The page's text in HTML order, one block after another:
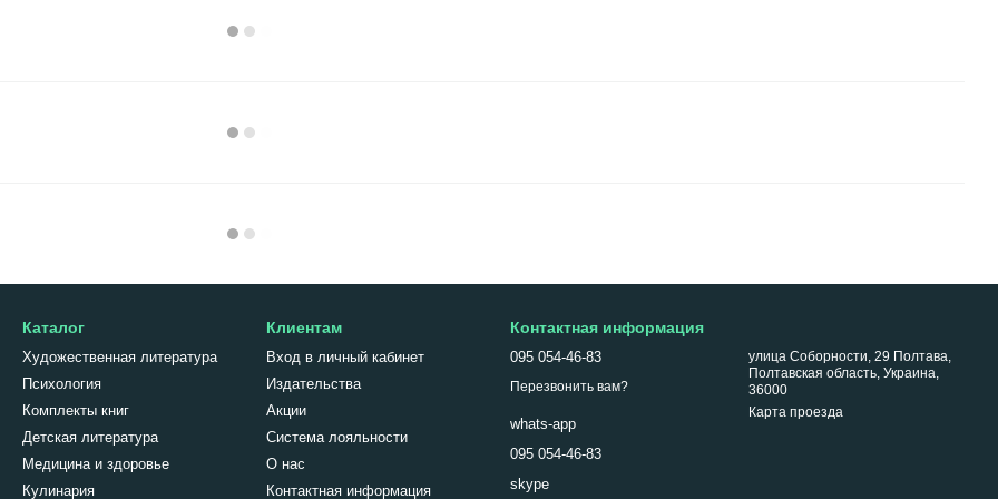
Каталог
Художественная литература
Психология
Комплекты книг
Детская литература
Медицина и здоровье
Кулинария
Клиентам
Вход в личный кабинет
Издательства
Акции
Система лояльности
О нас
Контактная информация
Контактная информация
095 054-46-83
Перезвонить вам?
whats-app
095 054-46-83
skype
улица Соборности, 29 Полтава,
Полтавская область, Украина,
36000
Карта проезда